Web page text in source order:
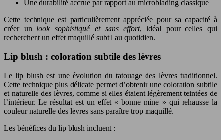
Une durabilité accrue par rapport au microblading classique
Cette technique est particulièrement appréciée pour sa capacité à
créer un look sophistiqué et sans effort, idéal pour celles qui
recherchent un effet maquillé subtil au quotidien.
Lip blush : coloration subtile des lèvres
Le lip blush est une évolution du tatouage des lèvres traditionnel.
Cette technique plus délicate permet d’obtenir une coloration subtile
et naturelle des lèvres, comme si elles étaient légèrement teintées de
l’intérieur. Le résultat est un effet « bonne mine » qui rehausse la
couleur naturelle des lèvres sans paraître trop maquillé.
Les bénéfices du lip blush incluent :